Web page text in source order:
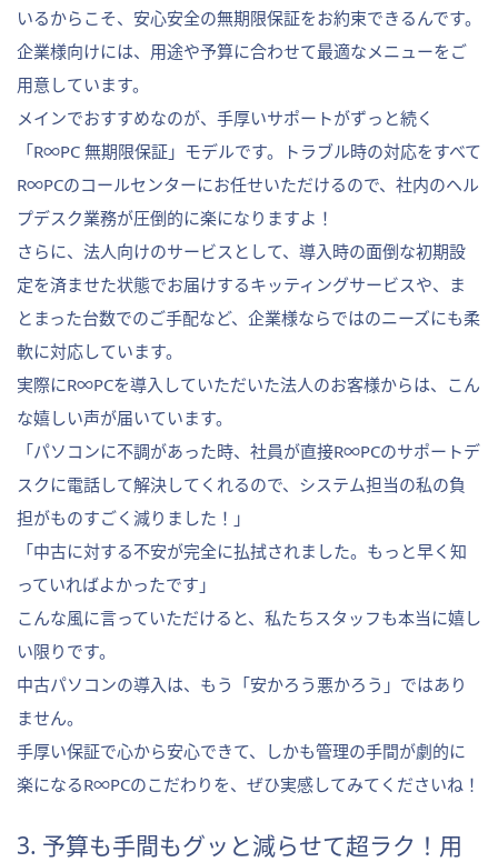
いるからこそ、安心安全の無期限保証をお約束できるんです。
企業様向けには、用途や予算に合わせて最適なメニューをご
用意しています。
メインでおすすめなのが、手厚いサポートがずっと続く
「R∞PC 無期限保証」モデルです。トラブル時の対応をすべて
R∞PCのコールセンターにお任せいただけるので、社内のヘル
プデスク業務が圧倒的に楽になりますよ！
さらに、法人向けのサービスとして、導入時の面倒な初期設
定を済ませた状態でお届けするキッティングサービスや、ま
とまった台数でのご手配など、企業様ならではのニーズにも柔
軟に対応しています。
実際にR∞PCを導入していただいた法人のお客様からは、こん
な嬉しい声が届いています。
「パソコンに不調があった時、社員が直接R∞PCのサポートデ
スクに電話して解決してくれるので、システム担当の私の負
担がものすごく減りました！」
「中古に対する不安が完全に払拭されました。もっと早く知
っていればよかったです」
こんな風に言っていただけると、私たちスタッフも本当に嬉し
い限りです。
中古パソコンの導入は、もう「安かろう悪かろう」ではあり
ません。
手厚い保証で心から安心できて、しかも管理の手間が劇的に
楽になるR∞PCのこだわりを、ぜひ実感してみてくださいね！
3. 予算も手間もグッと減らせて超ラク！用